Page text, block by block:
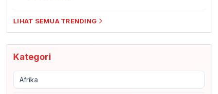
LIHAT SEMUA TRENDING
Kategori
Afrika